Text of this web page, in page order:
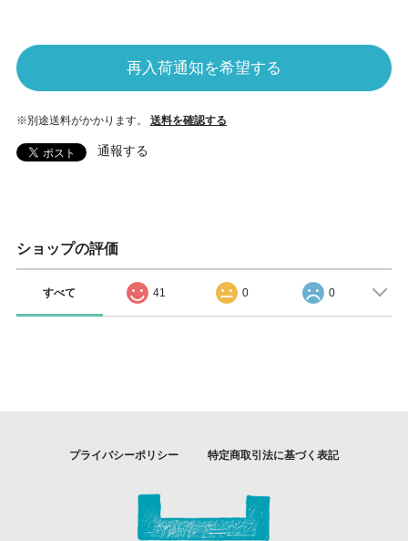
再入荷通知を希望する
※別途送料がかかります。 送料を確認する
通報する
ショップの評価
すべて 41 0 0
プライバシーポリシー 特定商取引法に基づく表記